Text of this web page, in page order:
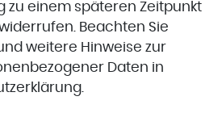
zu einem späteren Zeitpunkt
Beachten Sie
weitere Hinweise zur
Daten in